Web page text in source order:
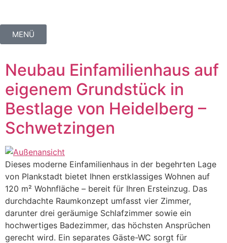
MENÜ
Neubau Einfamilienhaus auf
eigenem Grundstück in
Bestlage von Heidelberg –
Schwetzingen
Dieses moderne Einfamilienhaus in der begehrten Lage
von Plankstadt bietet Ihnen erstklassiges Wohnen auf
120 m² Wohnfläche – bereit für Ihren Ersteinzug. Das
durchdachte Raumkonzept umfasst vier Zimmer,
darunter drei geräumige Schlafzimmer sowie ein
hochwertiges Badezimmer, das höchsten Ansprüchen
gerecht wird. Ein separates Gäste-WC sorgt für